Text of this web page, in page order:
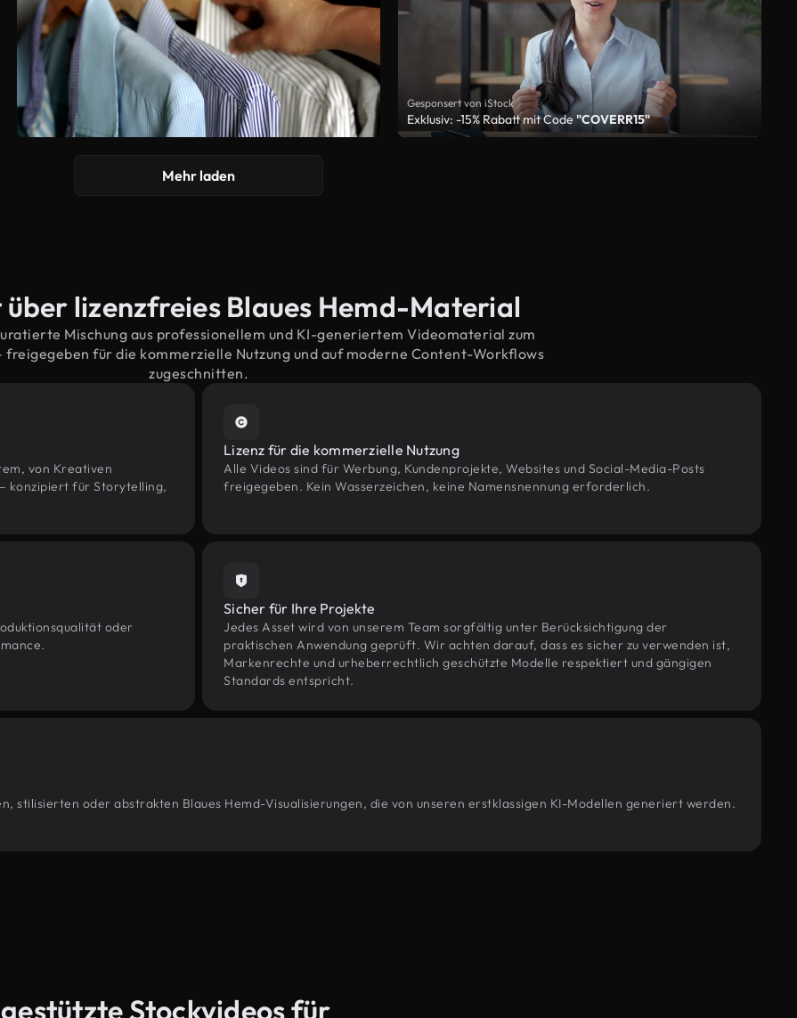
Gesponsert von iStock
Exklusiv: -15% Rabatt mit Code "COVERR15"
Mehr laden
lizenzfreies Blaues Hemd-Material
Mischung aus professionellem und KI-generiertem Videomaterial zum
freigegeben für die kommerzielle Nutzung und auf moderne Content-Workflows
zugeschnitten.
von Kreativen
konzipiert für Storytelling,
Lizenz für die kommerzielle Nutzung
Alle Videos sind für Werbung, Kundenprojekte, Websites und Social-Media-Posts
freigegeben. Kein Wasserzeichen, keine Namensnennung erforderlich.
oder
Sicher für Ihre Projekte
Jedes Asset wird von unserem Team sorgfältig unter Berücksichtigung der
praktischen Anwendung geprüft. Wir achten darauf, dass es sicher zu verwenden ist,
Markenrechte und urheberrechtlich geschützte Modelle respektiert und gängigen
Standards entspricht.
stilisierten oder abstrakten Blaues Hemd-Visualisierungen, die von unseren erstklassigen KI-Modellen generiert werden.
Stockvideos für